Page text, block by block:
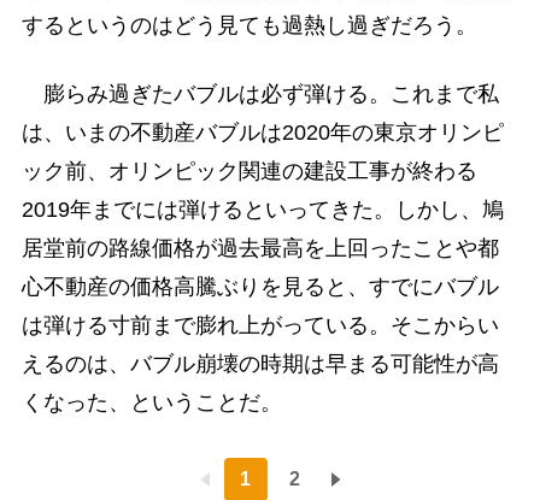
するというのはどう見ても過熱し過ぎだろう。
膨らみ過ぎたバブルは必ず弾ける。これまで私
は、いまの不動産バブルは2020年の東京オリンピ
ック前、オリンピック関連の建設工事が終わる
2019年までには弾けるといってきた。しかし、鳩
居堂前の路線価格が過去最高を上回ったことや都
心不動産の価格高騰ぶりを見ると、すでにバブル
は弾ける寸前まで膨れ上がっている。そこからい
えるのは、バブル崩壊の時期は早まる可能性が高
くなった、ということだ。
1 2